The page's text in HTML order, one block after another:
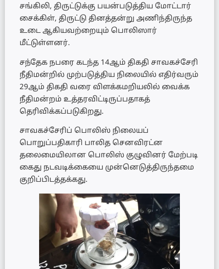
சங்கிலி, திருட்டுக்கு பயன்படுத்திய மோட்டார்
சைக்கிள், திருட்டு தினத்தன்று அணிந்திருந்த
உடை ஆகியவற்றையும் பொலிஸார்
மீட்டுள்ளனர்.
சந்தேக நபரை கடந்த 14ஆம் திகதி சாவகச்சேரி
நீதிமன்றில் முற்படுத்திய நிலையில் எதிர்வரும்
29ஆம் திகதி வரை விளக்கமறியலில் வைக்க
நீதிமன்றம் உத்தரவிட்டிருப்பதாகத்
தெரிவிக்கப்படுகிறது.
சாவகச்சேரிப் பொலிஸ் நிலையப்
பொறுப்பதிகாரி பாலித செனவிரட்ன
தலைமையிலான பொலிஸ் குழுவினர் மேற்படி
கைது நடவடிக்கையை முன்னெடுத்திருந்தமை
குறிப்பிடத்தக்கது.